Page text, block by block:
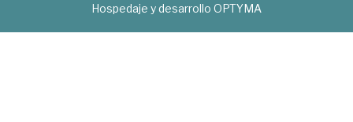
Hospedaje y desarrollo OPTYMA